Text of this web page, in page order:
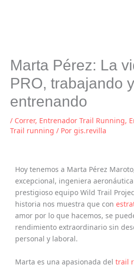
Marta Pérez: La
PRO, trabajando y
entrenando
/ Correr, Entrenador Trail Running,
Trail running / Por gis.revilla
Hoy tenemos a Marta Pérez
excepcional, ingeniera
prestigioso equipo Wild Trail
historia nos muestra que con
amor por lo que hacemos, se
rendimiento extraordinario sin
personal y laboral.
Marta es una apasionada del trail